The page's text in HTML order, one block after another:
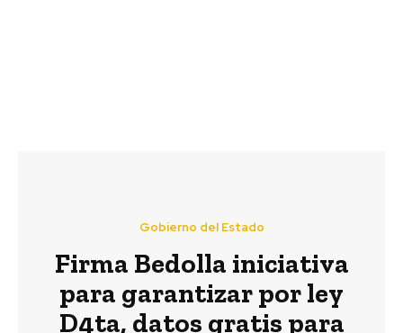
Gobierno del Estado
Firma Bedolla iniciativa
para garantizar por ley
D4ta, datos gratis para